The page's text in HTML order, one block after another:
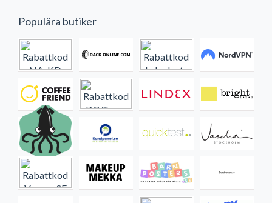
Populära butiker